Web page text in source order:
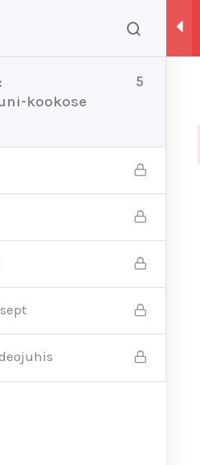
E-raamatud Veebikoolitused
Saiakesed
kookose
5